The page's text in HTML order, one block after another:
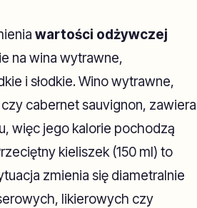
wartości odżywczej
na wina wytrawne,
i słodkie. Wino wytrawne,
cabernet sauvignon, zawiera
więc jego kalorie pochodzą
kieliszek (150 ml) to
zmienia się diametralnie
likierowych czy